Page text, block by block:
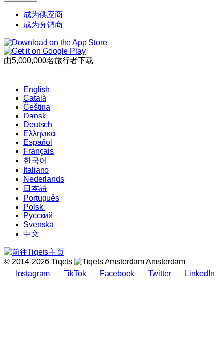
成为供应商
成为分销商
由5,000,000名旅行者下载
English
Català
Čeština
Dansk
Deutsch
Ελληνικά
Español
Français
한국어
Italiano
Nederlands
日本語
Português
Polski
Русский
Svenska
中文
© 2014-2026 Tiqets
Amsterdam
Instagram
TikTok Facebook Twitter LinkedIn